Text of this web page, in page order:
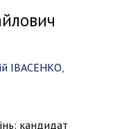
ІВАСЕНКО
кандидат